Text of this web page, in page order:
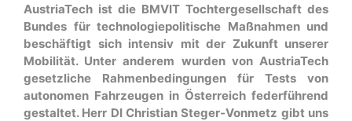
AustriaTech ist die BMVIT Tochtergesellschaft des
Bundes für technologiepolitische Maßnahmen und
beschäftigt sich intensiv mit der Zukunft unserer
Mobilität. Unter anderem wurden von AustriaTech
gesetzliche Rahmenbedingungen für Tests von
autonomen Fahrzeugen in Österreich federführend
gestaltet. Herr DI Christian Steger-Vonmetz gibt uns